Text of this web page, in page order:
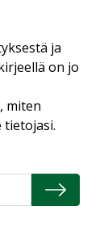
ja
on jo
, miten
tietojasi.